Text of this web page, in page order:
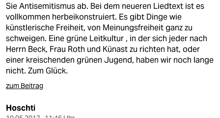
Sie Antisemitismus ab. Bei dem neueren Liedtext ist es
vollkommen herbeikonstruiert. Es gibt Dinge wie
künstlerische Freiheit, von Meinungsfreiheit ganz zu
schweigen. Eine grüne Leitkultur , in der sich jeder nach
Herrn Beck, Frau Roth und Künast zu richten hat, oder
einer kreischenden grünen Jugend, haben wir noch lange
nicht. Zum Glück.
zum Beitrag
Hoschti